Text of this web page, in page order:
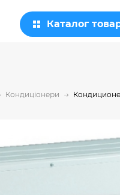
Каталог
Кондиціонери